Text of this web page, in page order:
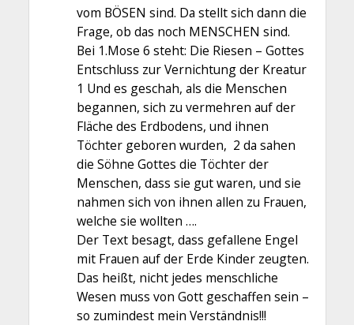
vom BÖSEN sind. Da stellt sich dann die
Frage, ob das noch MENSCHEN sind.
Bei 1.Mose 6 steht: Die Riesen – Gottes
Entschluss zur Vernichtung der Kreatur
1 Und es geschah, als die Menschen
begannen, sich zu vermehren auf der
Fläche des Erdbodens, und ihnen
Töchter geboren wurden, 2 da sahen
die Söhne Gottes die Töchter der
Menschen, dass sie gut waren, und sie
nahmen sich von ihnen allen zu Frauen,
welche sie wollten ….
Der Text besagt, dass gefallene Engel
mit Frauen auf der Erde Kinder zeugten.
Das heißt, nicht jedes menschliche
Wesen muss von Gott geschaffen sein –
so zumindest mein Verständnis!!!